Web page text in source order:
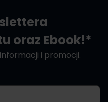
oraz Ebook!*
i promocji.